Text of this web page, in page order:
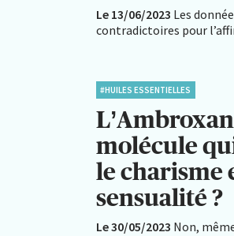
Le 13/06/2023 Les
contradictoires pour
#HUILES ESSENTIELLES
molécule
le charisme
sensualité ?
Le 30/05/2023 Non,